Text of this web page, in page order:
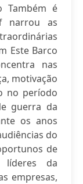
Também é
narrou as
Este Barco
nas
motivação
no período
guerra da
os anos
do
de
líderes da
empresas,